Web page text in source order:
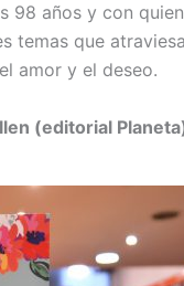
98 años y con
temas que
amor y el deseo.
(editorial